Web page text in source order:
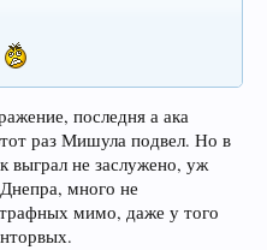
последня а ака
раз Мишула подвел. Но в
выграл не заслужено, уж
много не
мимо, даже у того